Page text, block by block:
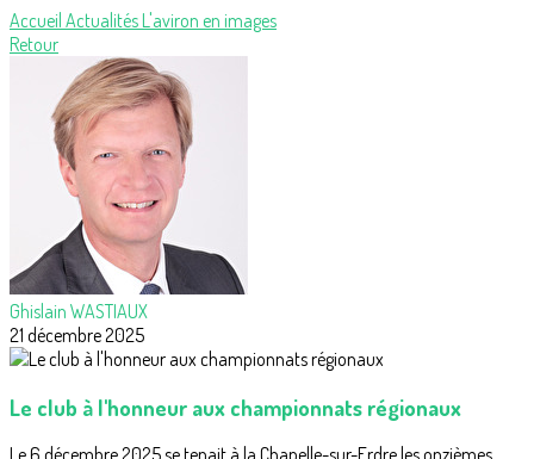
Accueil ActualitésL'aviron en images
Retour
Ghislain WASTIAUX
21 décembre 2025
Le club à l'honneur aux championnats régionaux